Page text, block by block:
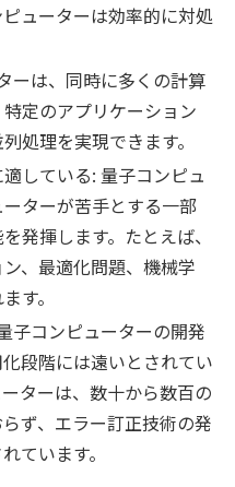
ューターは効率的に対処
ーは、同時に多くの計算
定のアプリケーション
処理を実現できます。
している: 量子コンピュ
ターが苦手とする一部
発揮します。たとえば、
、最適化問題、機械学
す。
子コンピューターの開発
段階には遠いとされてい
ターは、数十から数百の
ず、エラー訂正技術の発
ています。